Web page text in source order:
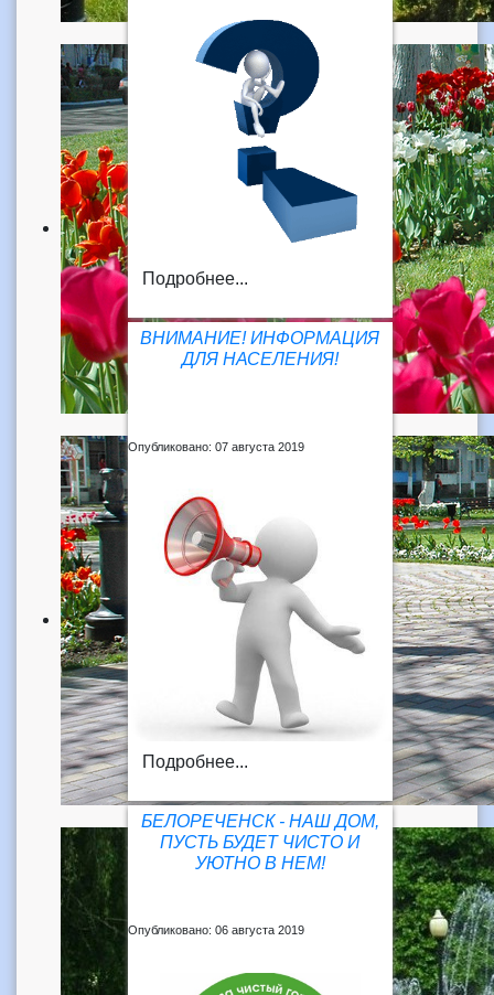
Подробнее...
ВНИМАНИЕ! ИНФОРМАЦИЯ
ДЛЯ НАСЕЛЕНИЯ!
Опубликовано: 07 августа 2019
Подробнее...
БЕЛОРЕЧЕНСК - НАШ ДОМ,
ПУСТЬ БУДЕТ ЧИСТО И
УЮТНО В НЕМ!
Опубликовано: 06 августа 2019